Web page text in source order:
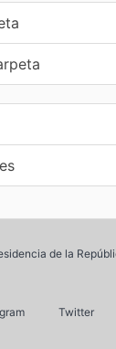
de la
Twitter